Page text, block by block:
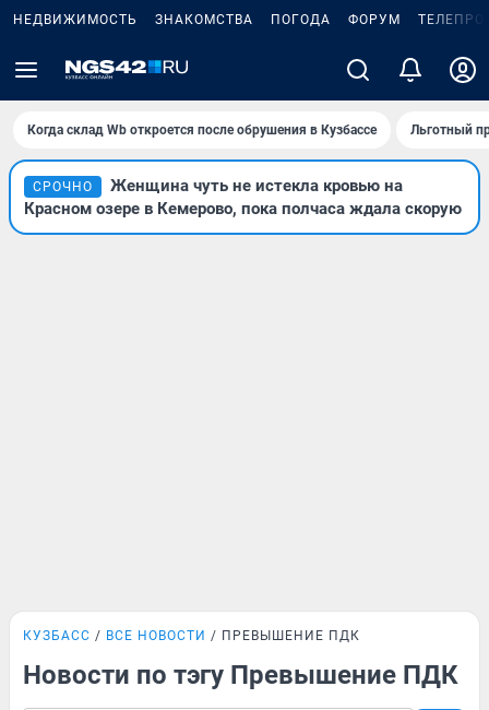
НЕДВИЖИМОСТЬ ЗНАКОМСТВА ПОГОДА ФОРУМ
Когда склад Wb откроется после обрушения в Кузбассе Льготный
СРОЧНО
Женщина чуть не истекла кровью на
Красном озере в Кемерово, пока полчаса ждала скорую
КУЗБАСС ВСЕ НОВОСТИ ПРЕВЫШЕНИЕ ПДК
Новости по тэгу Превышение ПДК